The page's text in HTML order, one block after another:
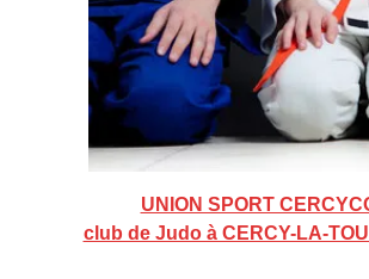
UNION SPORT
club de Judo à CERCY-LA-